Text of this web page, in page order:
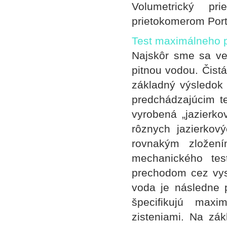
Volumetrický
prietokomerom
Test maximálneho
Najskôr sme sa
pitnou vodou.
základný
predchádzajúcim
vyrobená
rôznych
rovnakým
mechanického
prechodom cez
voda je následne
špecifikujú
zisteniami. Na